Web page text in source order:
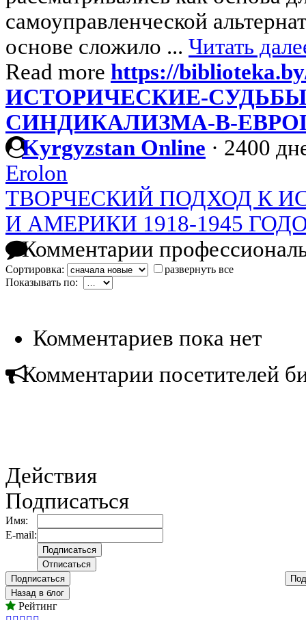
самоуправленческой
основе сложило ... Читать
Read more https://
ИСТОРИЧЕСКИЕ-
СИНДИКАЛИЗМА-В-
Kyrgyzstan Online · 2400
Erolon
ТВОРЧЕСКИЙ ПОДХОД К
И АМЕРИКИ 1918-1945
Комментарии
Сортировка:
развернуть все
Показывать по:
Комментариев пока нет
Комментарии посетителей
Действия
Подписаться
Имя:
E-mail:
Подписаться
Назад в блог
Рейтинг